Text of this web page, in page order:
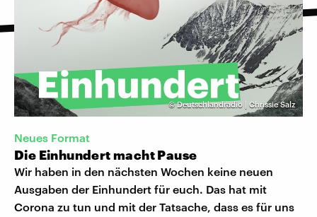
©Deutschlandradio | Chrissie Salz
Neues Format
Die Einhundert macht Pause
Wir haben in den nächsten Wochen keine neuen
Ausgaben der Einhundert für euch. Das hat mit
Corona zu tun und mit der Tatsache, dass es für uns